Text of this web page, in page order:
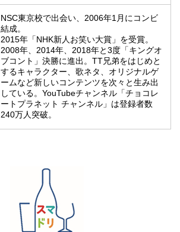
NSC東京校で出会い、2006年1月にコンビ
結成。
2015年「NHK新人お笑い大賞」を受賞。
2008年、2014年、2018年と3度「キングオ
ブコント」決勝に進出。TT兄弟をはじめと
するキャラクター、歌ネタ、オリジナルゲ
ームなど新しいコンテンツを次々と生み出
している。YouTubeチャンネル「チョコレ
ートプラネット チャンネル」は登録者数
240万人突破。